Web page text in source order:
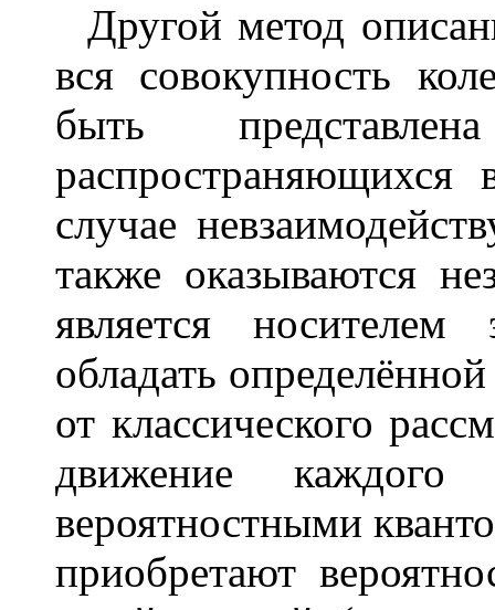
Другой метод
вся совокупность
быть
случае
также оказываются
является
обладать
от классического
движение каждого
вероятностными
приобретают